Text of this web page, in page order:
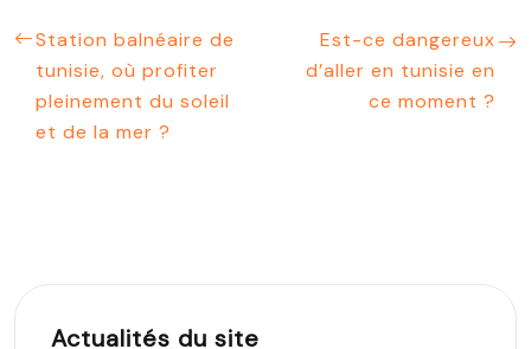
Station balnéaire de
tunisie, où profiter
pleinement du soleil
et de la mer ?
Est-ce dangereux
d’aller en tunisie en
ce moment ?
Actualités du site